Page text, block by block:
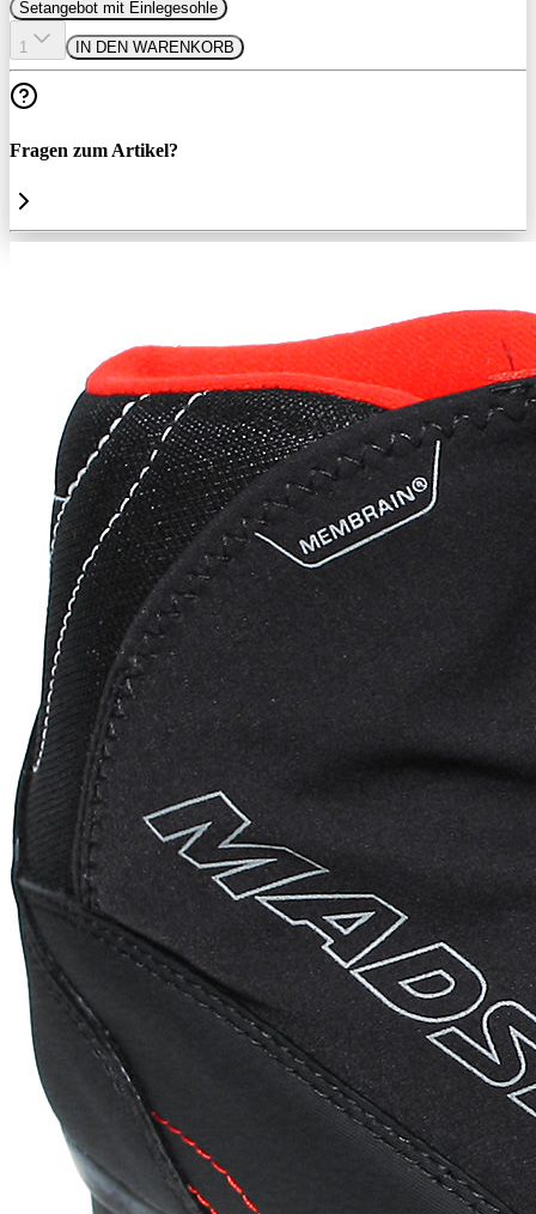
Setangebot mit Einlegesohle
1 IN DEN WARENKORB
Fragen zum Artikel?